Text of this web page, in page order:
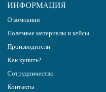
ИНФОРМАЦИЯ
О компании
Полезные материалы и кейсы
Производители
Как купить?
Сотрудничество
Контакты